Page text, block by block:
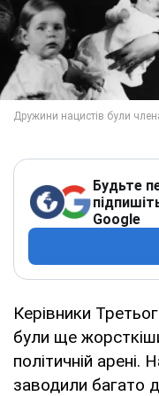
Будьте
Google
Керівники
були ще
політичній
заводили багато